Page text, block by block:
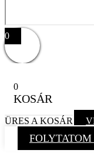
0
0
KOSÁR
ÜRES A KOSÁR